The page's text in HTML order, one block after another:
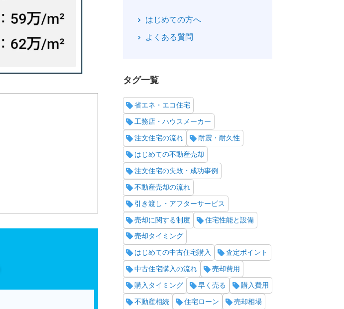
はじめての方へ
よくある質問
タグ一覧
省エネ・エコ住宅
工務店・ハウスメーカー
注文住宅の流れ 耐震・耐久性
はじめての不動産売却
注文住宅の失敗・成功事例
不動産売却の流れ
引き渡し・アフターサービス
売却に関する制度 住宅性能と設備
売却タイミング
はじめての中古住宅購入 査定ポイント
中古住宅購入の流れ 売却費用
購入タイミング 早く売る 購入費用
不動産相続 住宅ローン 売却相場